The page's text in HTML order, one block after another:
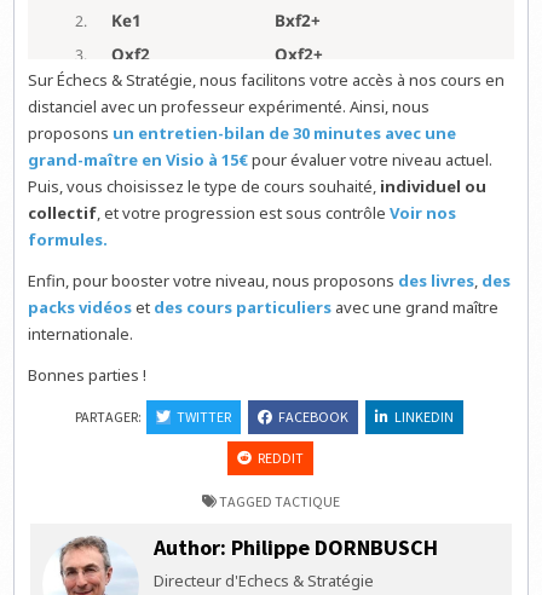
Sur Échecs & Stratégie, nous facilitons votre accès à nos cours en
distanciel avec un professeur expérimenté. Ainsi, nous
proposons un entretien-bilan de 30 minutes avec une
grand-maître en Visio à 15€pour évaluer votre niveau actuel.
Puis, vous choisissez le type de cours souhaité, individuel ou
collectif, et votre progression est sous contrôleVoir nos
formules.
Enfin, pour booster votre niveau, nous proposons des livres, des
packs vidéoset des cours particuliers avec une grand maître
internationale.
Bonnes parties !
PARTAGER: TWITTER FACEBOOK LINKEDIN
REDDIT
TAGGED TACTIQUE
Author: Philippe DORNBUSCH
Directeur d'Echecs & Stratégie